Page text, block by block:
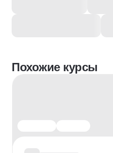
Похожие курсы